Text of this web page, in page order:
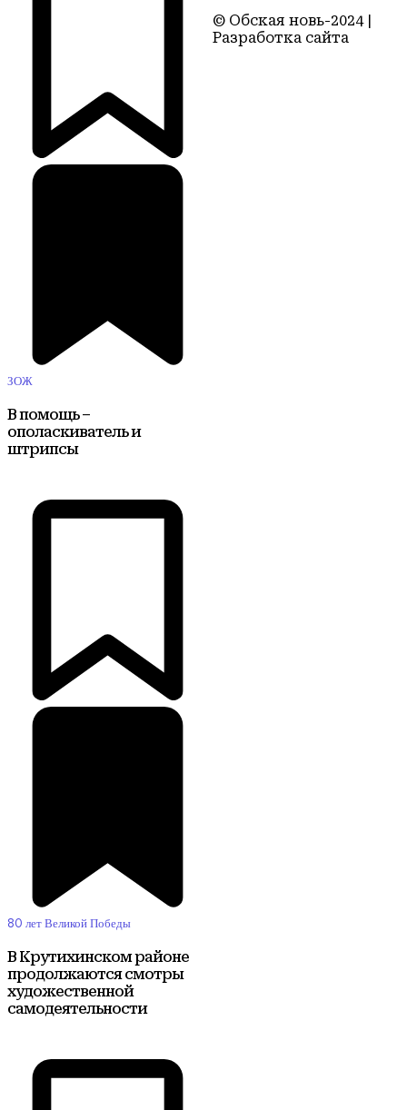
ЗОЖ
В помощь –
ополаскиватель и
штрипсы
80 лет Великой Победы
В Крутихинском районе
продолжаются смотры
художественной
самодеятельности
© Обская новь-2024 |
Разработка сайта